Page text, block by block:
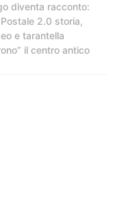
diventa racconto:
2.0 storia,
e tarantella
il centro antico